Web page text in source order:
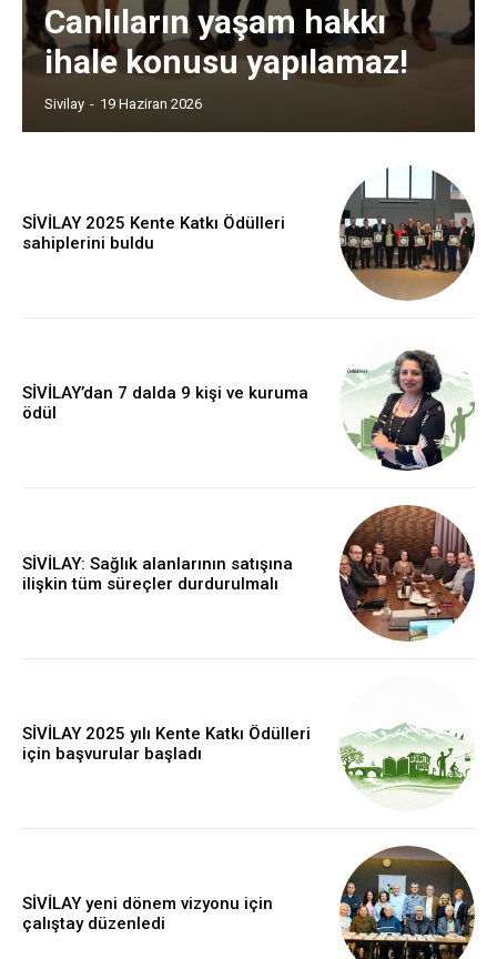
Canlıların yaşam hakkı
ihale konusu yapılamaz!
Sivilay - 19 Haziran 2026
SİVİLAY 2025 Kente Katkı Ödülleri
sahiplerini buldu
SİVİLAY’dan 7 dalda 9 kişi ve kuruma
ödül
SİVİLAY: Sağlık alanlarının satışına
ilişkin tüm süreçler durdurulmalı
SİVİLAY 2025 yılı Kente Katkı Ödülleri
için başvurular başladı
SİVİLAY yeni dönem vizyonu için
çalıştay düzenledi